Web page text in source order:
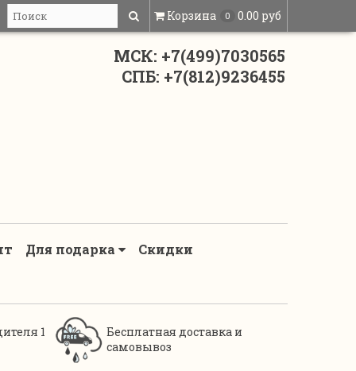
Корзина 0 0.00 руб
МСК: +7(499)7030565
СПБ: +7(812)9236455
Для подарка
Скидки
1
Бесплатная доставка и
самовывоз